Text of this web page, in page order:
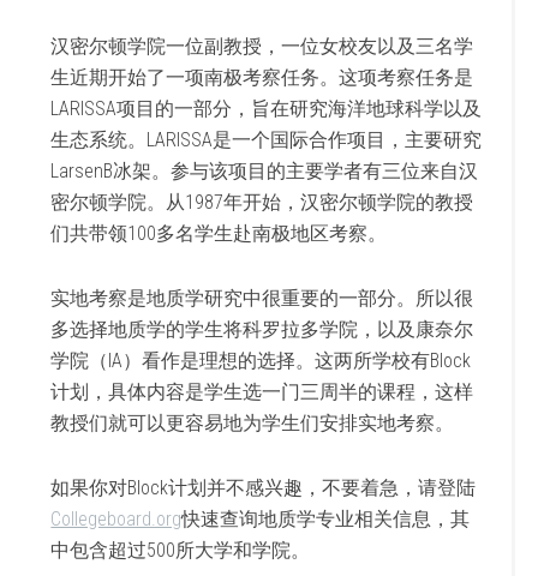
汉密尔顿学院一位副教授，一位女校友以及三名学
生近期开始了一项南极考察任务。这项考察任务是
LARISSA项目的一部分，旨在研究海洋地球科学以及
生态系统。 LARISSA是一个国际合作项目，主要研究
LarsenB冰架。参与该项目的主要学者有三位来自汉
密尔顿学院。从1987年开始，汉密尔顿学院的教授
们共带领100多名学生赴南极地区考察。
实地考察是地质学研究中很重要的一部分。所以很
多选择地质学的学生将科罗拉多学院，以及康奈尔
学院（IA）看作是理想的选择。这两所学校有Block
计划，具体内容是学生选一门三周半的课程，这样
教授们就可以更容易地为学生们安排实地考察。
如果你对Block计划并不感兴趣，不要着急，请登陆
Collegeboard.org快速查询地质学专业相关信息，其
中包含超过500所大学和学院。